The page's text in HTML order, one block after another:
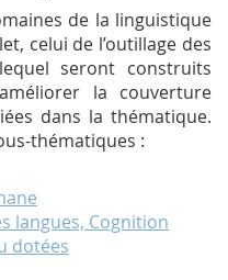
de la linguistique
celui de l’outillage des
seront construits
la couverture
dans la thématique.
thématiques :
langues, Cognition
dotées